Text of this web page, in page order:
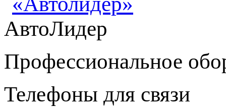
АвтоЛидер
Профессиональное
Телефоны для связи